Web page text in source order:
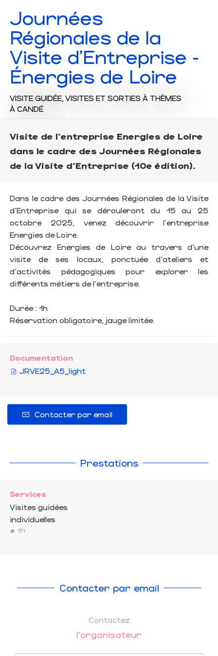
Journées
Régionales de la
Visite d'Entreprise -
Énergies de Loire
VISITE GUIDÉE, VISITES ET SORTIES À THÈMES
À CANDÉ
Visite de l'entreprise Energies de Loire
dans le cadre des Journées Régionales
de la Visite d'Entreprise (10e édition).
Dans le cadre des Journées Régionales de la Visite
d'Entreprise qui se dérouleront du 15 au 25
octobre 2025, venez découvrir l'entreprise
Energies de Loire.
Découvrez Energies de Loire au travers d'une
visite de ses locaux, ponctuée d'ateliers et
d'activités pédagogiques pour explorer les
différents métiers de l'entreprise.
Durée : 1h
Réservation obligatoire, jauge limitée.
Documentation
JRVE25_A5_light
Contacter par email
Prestations
Services
Visites guidées
individuelles
• 1h
Contacter par email
Contactez
l'organisateur